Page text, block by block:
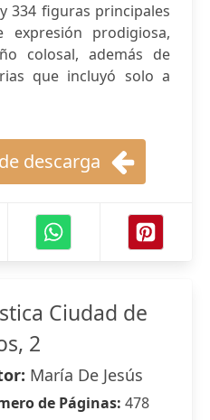
334 figuras principales
prodigiosa,
colosal, además de
que incluyó solo a
descarga
Ciudad de
2
María De Jesús
de Páginas: 478